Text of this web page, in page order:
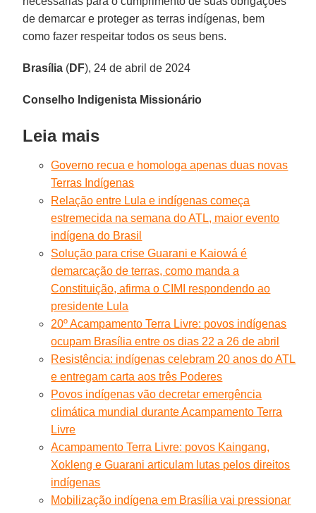
de demarcar e proteger as terras indígenas, bem
como fazer respeitar todos os seus bens.
Brasília (DF), 24 de abril de 2024
Conselho Indigenista Missionário
Leia mais
Governo recua e homologa apenas duas novas
Terras Indígenas
Relação entre Lula e indígenas começa
estremecida na semana do ATL, maior evento
indígena do Brasil
Solução para crise Guarani e Kaiowá é
demarcação de terras, como manda a
Constituição, afirma o CIMI respondendo ao
presidente Lula
20º Acampamento Terra Livre: povos indígenas
ocupam Brasília entre os dias 22 a 26 de abril
Resistência: indígenas celebram 20 anos do ATL
e entregam carta aos três Poderes
Povos indígenas vão decretar emergência
climática mundial durante Acampamento Terra
Livre
Acampamento Terra Livre: povos Kaingang,
Xokleng e Guarani articulam lutas pelos direitos
indígenas
Mobilização indígena em Brasília vai pressionar